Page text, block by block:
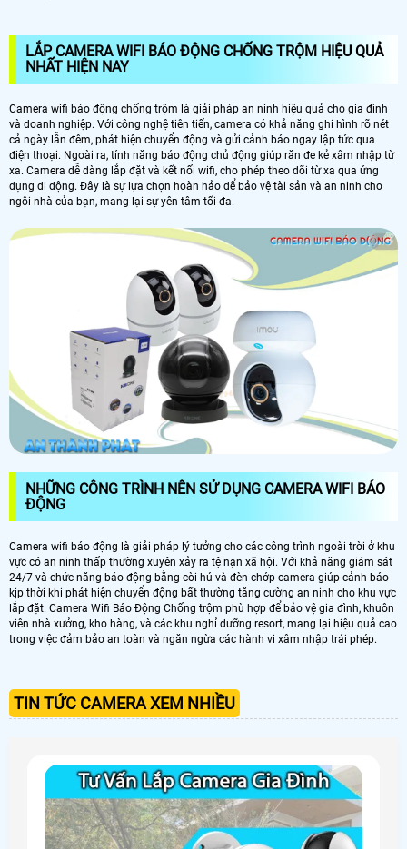
LẮP CAMERA WIFI BÁO ĐỘNG CHỐNG TRỘM HIỆU QUẢ
NHẤT HIỆN NAY
Camera wifi báo động chống trộm là giải pháp an ninh hiệu quả cho gia đình
và doanh nghiệp. Với công nghệ tiên tiến, camera có khả năng ghi hình rõ nét
cả ngày lẫn đêm, phát hiện chuyển động và gửi cảnh báo ngay lập tức qua
điện thoại. Ngoài ra, tính năng báo động chủ động giúp răn đe kẻ xâm nhập từ
xa. Camera dễ dàng lắp đặt và kết nối wifi, cho phép theo dõi từ xa qua ứng
dụng di động. Đây là sự lựa chọn hoàn hảo để bảo vệ tài sản và an ninh cho
ngôi nhà của bạn, mang lại sự yên tâm tối đa.
NHỮNG CÔNG TRÌNH NÊN SỬ DỤNG CAMERA WIFI BÁO
ĐỘNG
Camera wifi báo động là giải pháp lý tưởng cho các công trình ngoài trời ở khu
vực có an ninh thấp thường xuyên xảy ra tệ nạn xã hội. Với khả năng giám sát
24/7 và chức năng báo động bằng còi hú và đèn chớp camera giúp cảnh báo
kịp thời khi phát hiện chuyển động bất thường tăng cường an ninh cho khu vực
lắp đặt. Camera Wifi Báo Động Chống trộm phù hợp để bảo vệ gia đình, khuôn
viên nhà xưởng, kho hàng, và các khu nghỉ dưỡng resort, mang lại hiệu quả cao
trong việc đảm bảo an toàn và ngăn ngừa các hành vi xâm nhập trái phép.
TIN TỨC CAMERA XEM NHIỀU